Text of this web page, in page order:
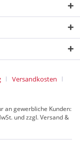
Versandkosten
an gewerbliche Kunden:
und zzgl. Versand &